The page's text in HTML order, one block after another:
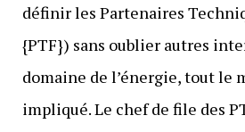
définir les Partenaires
{PTF}) sans oublier autres
domaine de l’énergie, tout le
impliqué. Le chef de file des